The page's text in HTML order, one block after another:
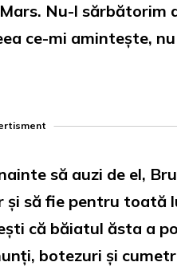
Nu-l sărbătorim
ce-mi amintește,
să auzi de el,
să fie pentru toată
că băiatul ăsta a
botezuri și